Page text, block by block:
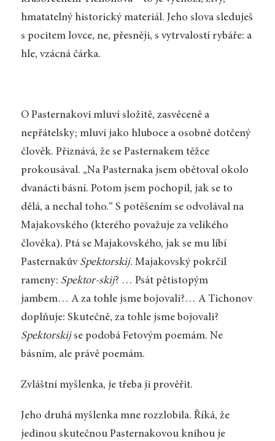
hmatatelný historický materiál. Jeho slova sleduješ
s pocitem lovce, ne, přesněji, s vytrvalostí rybáře: a
hle, vzácná čárka.
O Pasternakovi mluví složitě, zasvěceně a
nepřátelsky; mluví jako hluboce a osobně dotčený
člověk. Přiznává, že se Pasternakem těžce
prokousával. „Na Pasternaka jsem obětoval okolo
dvanácti básní. Potom jsem pochopil, jak se to
dělá, a nechal toho.“ S potěšením se odvolával na
Majakovského (kterého považuje za velikého
člověka). Ptá se Majakovského, jak se mu líbí
Pasternakův Spektorskij. Majakovský pokrčil
rameny: Spektor-skij? … Psát pětistopým
jambem… A za tohle jsme bojovali?… A Tichonov
doplňuje: Skutečně, za tohle jsme bojovali?
Spektorskijse podobá Fetovým poemám. Ne
básním, ale právě poemám.
Zvláštní myšlenka, je třeba ji prověřit.
Jeho druhá myšlenka mne rozzlobila. Říká, že
jedinou skutečnou Pasternakovou knihou je